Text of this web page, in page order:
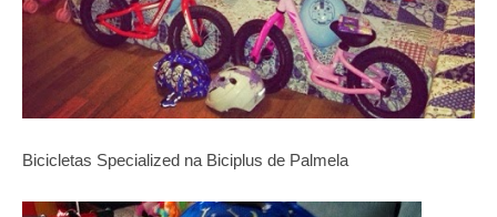
Bicicletas Specialized na Biciplus de Palmela